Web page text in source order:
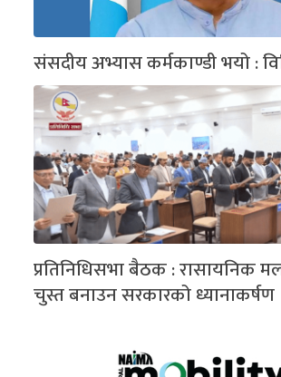
संसदीय अभ्यास कर्मकाण्डी भयो :
प्रतिनिधिसभा बैठक : रासायनिक
चुस्त बनाउन सरकारको ध्यानाकर्षण